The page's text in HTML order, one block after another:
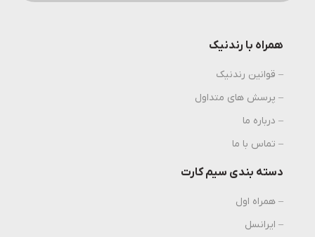
همراه با رندنیک
– قوانین رندنیک
– پرسش های متداول
– درباره ما
– تماس با ما
دسته بندی سیم کارت
– همراه اول
– ایرانسل